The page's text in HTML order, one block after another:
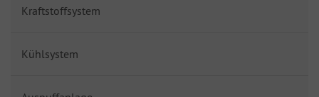
Kraftstoffsystem
Kühlsystem